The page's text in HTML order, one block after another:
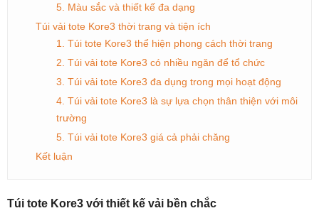
5. Màu sắc và thiết kế đa dạng
Túi vải tote Kore3 thời trang và tiện ích
1. Túi tote Kore3 thể hiện phong cách thời trang
2. Túi vải tote Kore3 có nhiều ngăn để tổ chức
3. Túi vải tote Kore3 đa dụng trong mọi hoạt động
4. Túi vải tote Kore3 là sự lựa chọn thân thiện với môi
trường
5. Túi vải tote Kore3 giá cả phải chăng
Kết luận
Túi tote Kore3 với thiết kế vải bền chắc